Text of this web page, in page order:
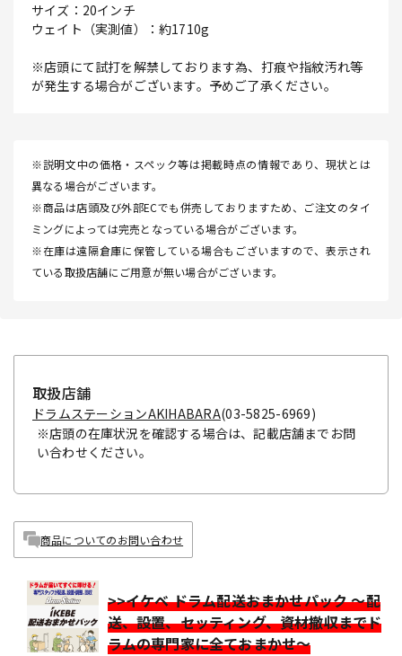
サイズ：20インチ
ウェイト（実測値）：約1710g
※店頭にて試打を解禁しております為、打痕や指紋汚れ等
が発生する場合がございます。予めご了承ください。
※説明文中の価格・スペック等は掲載時点の情報であり、現状とは
異なる場合がございます。
※商品は店頭及び外部ECでも併売しておりますため、ご注文のタイ
ミングによっては完売となっている場合がございます。
※在庫は遠隔倉庫に保管している場合もございますので、表示され
ている取扱店舗にご用意が無い場合がございます。
取扱店舗
ドラムステーションAKIHABARA(03-5825-6969)
※店頭の在庫状況を確認する場合は、記載店舗までお問
い合わせください。
商品についてのお問い合わせ
>>イケベ ドラム配送おまかせパック ～配
送、設置、セッティング、資材撤収までド
ラムの専門家に全ておまかせ～